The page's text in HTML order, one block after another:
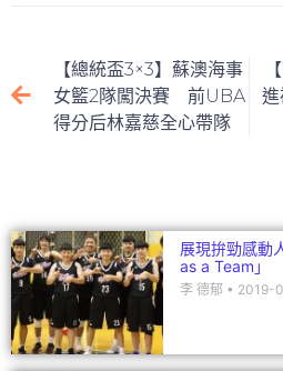
e
b
o
er l
h
at
【總統盃3×3】蘇澳海事
女籃2隊闖決賽 前UBA
得分后林嘉慈全心帶隊
展現拚勁感
as a Team」
李 德郁 2019-